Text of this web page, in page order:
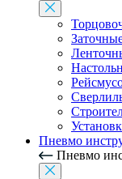
Пневмо
Пневмо